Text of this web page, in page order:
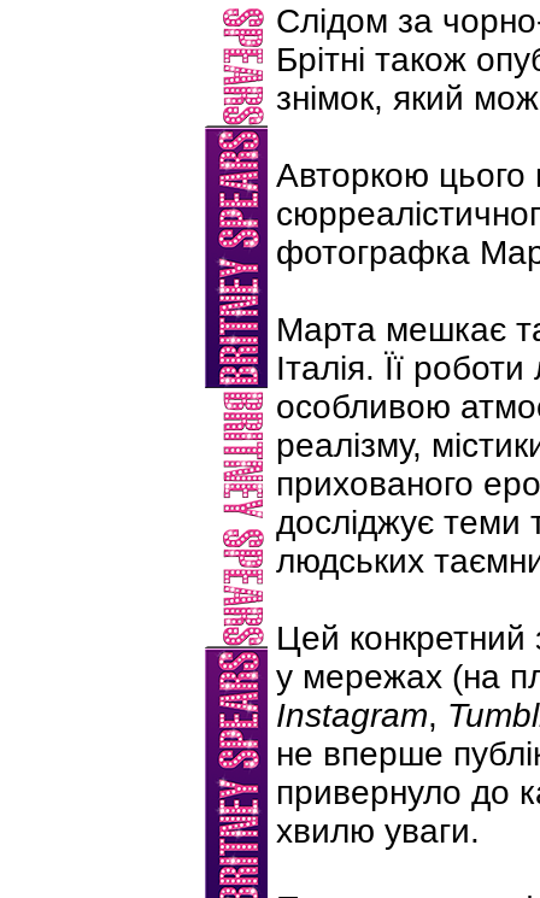
Слідом за
Брітні також
знімок, який
Авторкою цього
фотографка
Марта мешкає
Італія. Її
особливою
реалізму,
прихованого
досліджує теми
людських
Цей конкретний
у мережах (на
Instagram,
не вперше
привернуло до
хвилю уваги.